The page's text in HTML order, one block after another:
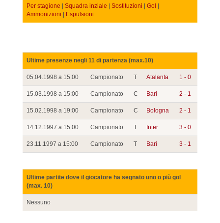
Per stagione Squadra inziale Sostituzioni Gol
Ammonizioni
Espulsioni
Ultime presenze negli 11 di partenza (max.10)
05.04.1998 a 15:00 Campionato T Atalanta 1 - 0
15.03.1998 a 15:00 Campionato C Bari 2 - 1
15.02.1998 a 19:00 Campionato C Bologna 2 - 1
14.12.1997 a 15:00 Campionato T Inter 3 - 0
23.11.1997 a 15:00 Campionato T Bari 3 - 1
Ultime partite dove il giocatore ha segnato uno o più gol
(max. 10)
Nessuno